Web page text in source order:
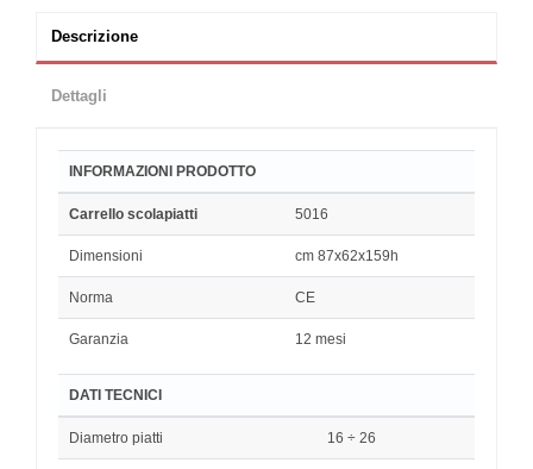
Descrizione
Dettagli
INFORMAZIONI PRODOTTO
Carrello scolapiatti 5016
Dimensioni cm 87x62x159h
Norma CE
Garanzia 12 mesi
DATI TECNICI
Diametro piatti 16 ÷ 26